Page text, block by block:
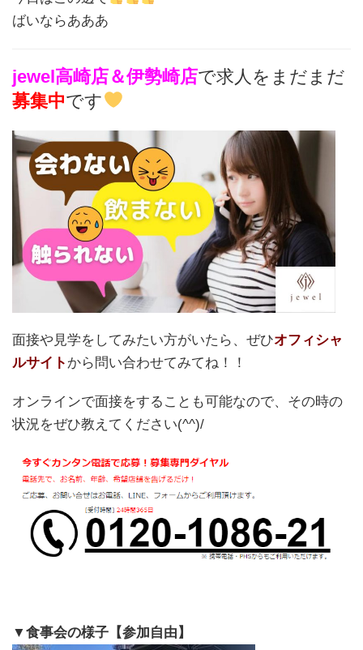
ばいならあああ
jewel高崎店＆伊勢崎店で求人をまだまだ
募集中です
面接や見学をしてみたい方がいたら、ぜひオフィシャ
ルサイト から問い合わせてみてね！！
オンラインで面接をすることも可能なので、その時の
状況をぜひ教えてください(^^)/
▼食事会の様子【参加自由】